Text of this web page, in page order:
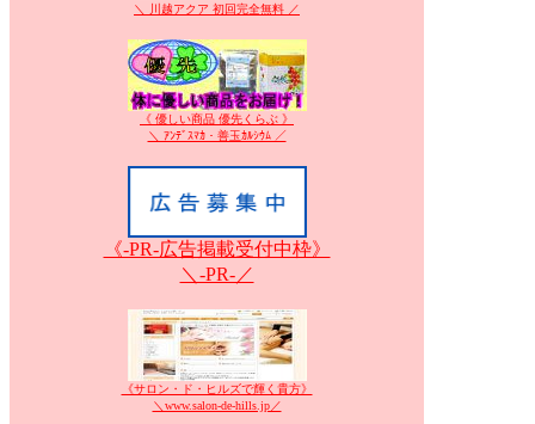
＼ 川越アクア 初回完全無料 ／
《 優しい商品 優先くらぶ 》
＼ ｱﾝﾃﾞｽﾏｶ・善玉ｶﾙｼｳﾑ ／
《-PR-広告掲載受付中枠》
＼-PR-／
《サロン・ド・ヒルズで輝く貴方》
＼www.salon-de-hills.jp／